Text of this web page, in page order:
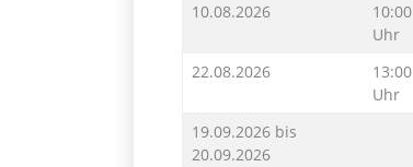
10.08.2026
10:00
Uhr
22.08.2026
13:00
Uhr
19.09.2026 bis
20.09.2026